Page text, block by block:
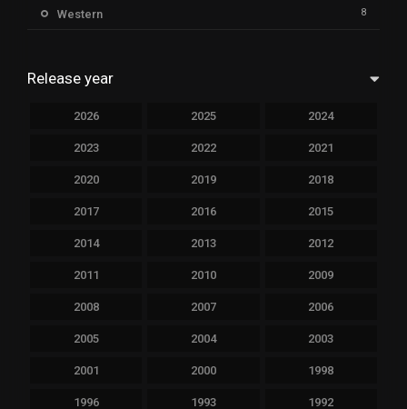
Western 8
Release year
2026 2025 2024
2023 2022 2021
2020 2019 2018
2017 2016 2015
2014 2013 2012
2011 2010 2009
2008 2007 2006
2005 2004 2003
2001 2000 1998
1996 1993 1992